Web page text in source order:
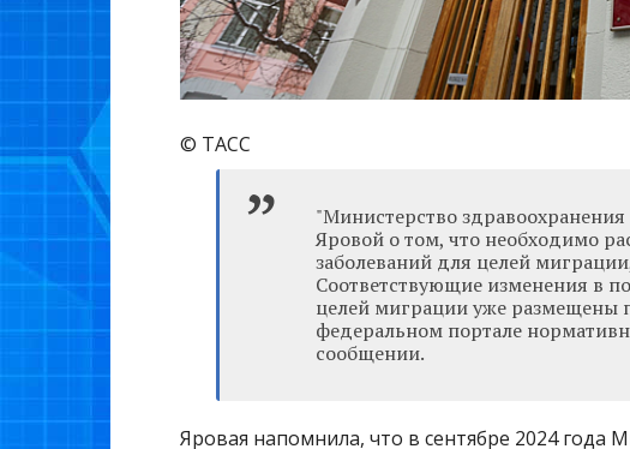
© ТАСС
"Министерство
Яровой о том, что необходимо
заболеваний для целей
Соответствующие изменения в
целей миграции уже
федеральном портале
сообщении.
Яровая напомнила, что в сентябре 2024